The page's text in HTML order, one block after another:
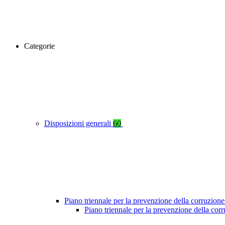
Categorie
Disposizioni generali 60
Piano triennale per la prevenzione della
Piano triennale per la prevenzione della